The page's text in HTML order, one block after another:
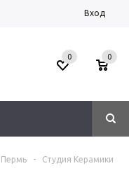
Вход
0 0
Пермь - Студия Керамики